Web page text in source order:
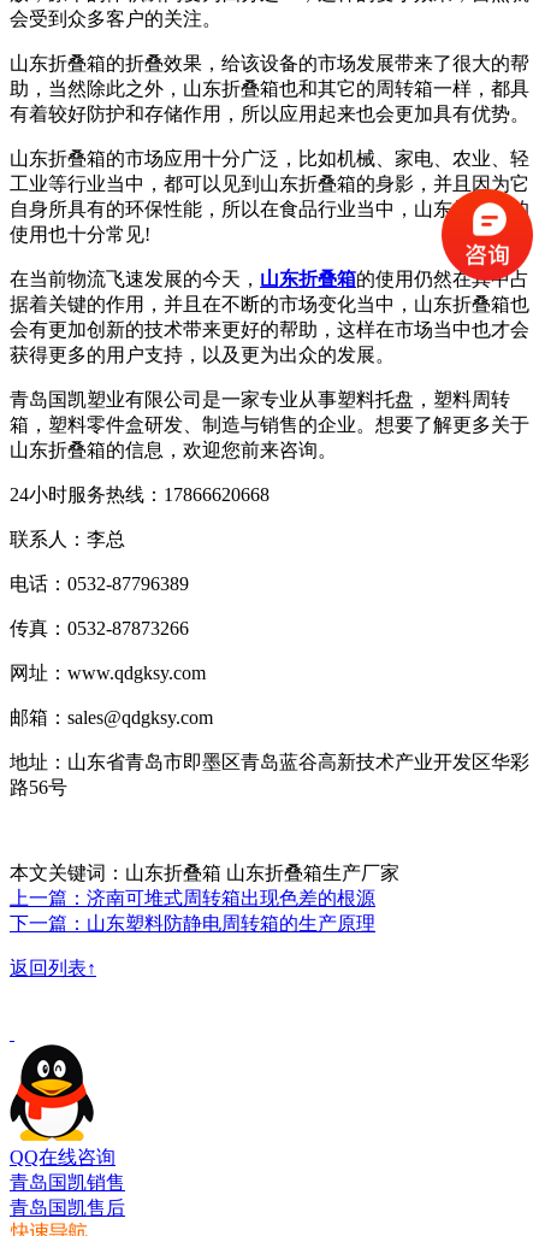
会受到众多客户的关注。
山东折叠箱的折叠效果，给该设备的市场发展带来了很大的帮
助，当然除此之外，山东折叠箱也和其它的周转箱一样，都具
有着较好防护和存储作用，所以应用起来也会更加具有优势。
山东折叠箱的市场应用十分广泛，比如机械、家电、农业、轻
工业等行业当中，都可以见到山东折叠箱的身影，并且因为它
自身所具有的环保性能，所以在食品行业当中，山东折叠箱的
使用也十分常见!
在当前物流飞速发展的今天， 山东折叠箱的使用仍然在其中占
据着关键的作用，并且在不断的市场变化当中，山东折叠箱也
会有更加创新的技术带来更好的帮助，这样在市场当中也才会
获得更多的用户支持，以及更为出众的发展。
青岛国凯塑业有限公司是一家专业从事塑料托盘，塑料周转
箱，塑料零件盒研发、制造与销售的企业。想要了解更多关于
山东折叠箱的信息，欢迎您前来咨询。
24小时服务热线：17866620668
联系人：李总
电话：0532-87796389
传真：0532-87873266
网址：www.qdgksy.com
邮箱：sales@qdgksy.com
地址：山东省青岛市即墨区青岛蓝谷高新技术产业开发区华彩
路56号
本文关键词：山东折叠箱 山东折叠箱生产厂家
上一篇：济南可堆式周转箱出现色差的根源
下一篇：山东塑料防静电周转箱的生产原理
返回列表↑
QQ在线咨询
青岛国凯销售
青岛国凯售后